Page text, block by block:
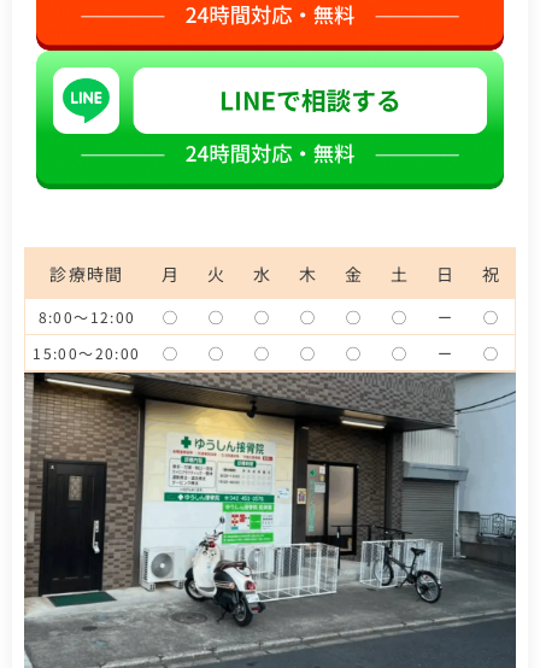
診療時間 月 火 水 木 金 土 日 祝
8:00〜12:00 ◯ ◯ ◯ ◯ ◯ ◯ ー
◯
15:00〜20:00
◯ ◯ ◯ ◯ ◯ ◯ ー ◯